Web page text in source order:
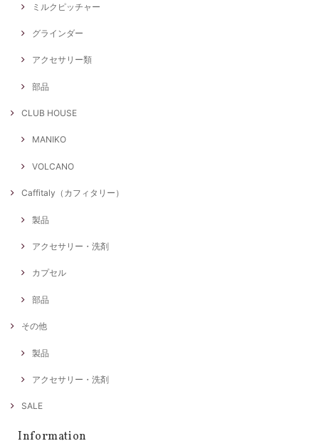
ミルクピッチャー
グラインダー
アクセサリー類
部品
CLUB HOUSE
MANIKO
VOLCANO
Caffitaly（カフィタリー）
製品
アクセサリー・洗剤
カプセル
部品
その他
製品
アクセサリー・洗剤
SALE
Information